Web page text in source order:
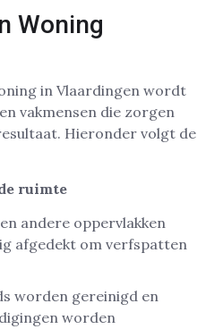
Woning
in Vlaardingen wordt
vakmensen die zorgen
Hieronder volgt de
ruimte
andere oppervlakken
afgedekt om verfspatten
worden gereinigd en
worden